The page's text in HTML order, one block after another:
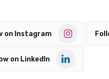
on Instagram
on LinkedIn